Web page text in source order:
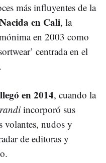
más influyentes de la
Nacida en Cali, la
en 2003 como
centrada en el
en 2014, cuando la
incorporó sus
volantes, nudos y
de editoras y